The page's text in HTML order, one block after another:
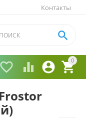
Контакты
0


 
